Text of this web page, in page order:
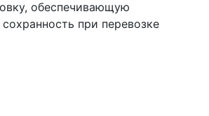
обеспечивающую
при перевозке